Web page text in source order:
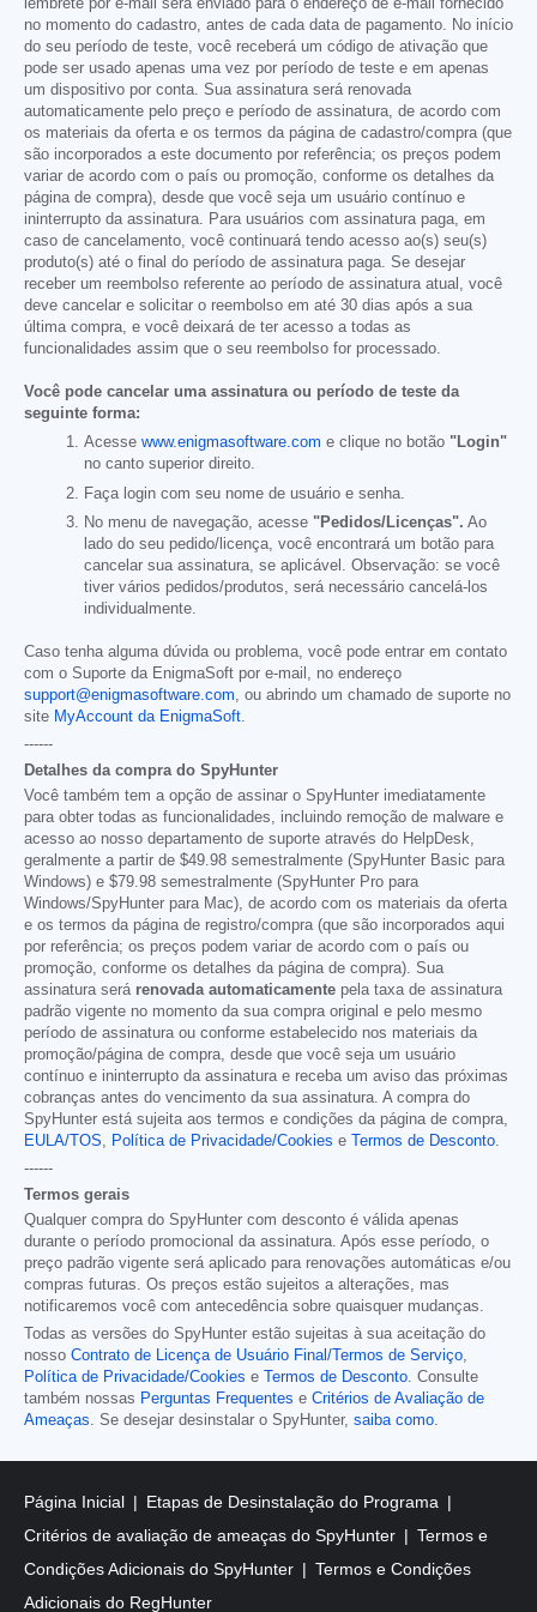
lembrete por e-mail será enviado para o endereço de e-mail fornecido
no momento do cadastro, antes de cada data de pagamento. No início
do seu período de teste, você receberá um código de ativação que
pode ser usado apenas uma vez por período de teste e em apenas
um dispositivo por conta. Sua assinatura será renovada
automaticamente pelo preço e período de assinatura, de acordo com
os materiais da oferta e os termos da página de cadastro/compra (que
são incorporados a este documento por referência; os preços podem
variar de acordo com o país ou promoção, conforme os detalhes da
página de compra), desde que você seja um usuário contínuo e
ininterrupto da assinatura. Para usuários com assinatura paga, em
caso de cancelamento, você continuará tendo acesso ao(s) seu(s)
produto(s) até o final do período de assinatura paga. Se desejar
receber um reembolso referente ao período de assinatura atual, você
deve cancelar e solicitar o reembolso em até 30 dias após a sua
última compra, e você deixará de ter acesso a todas as
funcionalidades assim que o seu reembolso for processado.
Você pode cancelar uma assinatura ou período de teste da
seguinte forma:
Acesse www.enigmasoftware.com e clique no botão "Login"
no canto superior direito.
Faça login com seu nome de usuário e senha.
No menu de navegação, acesse "Pedidos/Licenças". Ao
lado do seu pedido/licença, você encontrará um botão para
cancelar sua assinatura, se aplicável. Observação: se você
tiver vários pedidos/produtos, será necessário cancelá-los
individualmente.
Caso tenha alguma dúvida ou problema, você pode entrar em contato
com o Suporte da EnigmaSoft por e-mail, no endereço
support@enigmasoftware.com , ou abrindo um chamado de suporte no
site MyAccount da EnigmaSoft
------
Detalhes da compra do SpyHunter
Você também tem a opção de assinar o SpyHunter imediatamente
para obter todas as funcionalidades, incluindo remoção de malware e
acesso ao nosso departamento de suporte através do HelpDesk,
geralmente a partir de $49.98 semestralmente (SpyHunter Basic para
Windows) e $79.98 semestralmente (SpyHunter Pro para
Windows/SpyHunter para Mac), de acordo com os materiais da oferta
e os termos da página de registro/compra (que são incorporados aqui
por referência; os preços podem variar de acordo com o país ou
promoção, conforme os detalhes da página de compra). Sua
assinatura será renovada automaticamente pela taxa de assinatura
padrão vigente no momento da sua compra original e pelo mesmo
período de assinatura ou conforme estabelecido nos materiais da
promoção/página de compra, desde que você seja um usuário
contínuo e ininterrupto da assinatura e receba um aviso das próximas
cobranças antes do vencimento da sua assinatura. A compra do
SpyHunter está sujeita aos termos e condições da página de compra,
EULA/TOS
Política de Privacidade/Cookies e Termos de Desconto
------
Termos gerais
Qualquer compra do SpyHunter com desconto é válida apenas
durante o período promocional da assinatura. Após esse período, o
preço padrão vigente será aplicado para renovações automáticas e/ou
compras futuras. Os preços estão sujeitos a alterações, mas
notificaremos você com antecedência sobre quaisquer mudanças.
Todas as versões do SpyHunter estão sujeitas à sua aceitação do
nosso Contrato de Licença de Usuário Final/Termos de Serviço
Política de Privacidade/Cookies e Termos de Desconto . Consulte
também nossas Perguntas Frequentes e Critérios de Avaliação de
Ameaças . Se desejar desinstalar o SpyHunter, saiba como
Página Inicial
Etapas de Desinstalação do Programa
Critérios de avaliação de ameaças do SpyHunter
Termos e
Condições Adicionais do SpyHunter
Termos e Condições
Adicionais do RegHunter